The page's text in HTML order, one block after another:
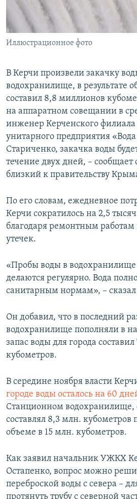
ПОБЕДИТЕЛЕЙ НЕ СУДЯТ?
КРЫМ.НЕПОКОРЕННЫЙ
ELIFBE
ПРИСОЕДИНЯЙТЕСЬ!
Все сайты RFE/RL
Иллюстрационное фото
В Керчи произвели закачку
водохранилище, в результате
составил 8,8 миллионов
на аппаратном совещании в
инженер Керченского филиала
унитарного предприятия
Стариченко, закачка воды
течение двух дней, – сообщает
близкий к правительству
По его словам, ежедневное
Керчи сократилось на 2,5
благодаря ремонтным
утечек.
«Пробы воды в водохранилище
делаются регулярно. Вода
санитарным нормам», –
Он добавил, что в последний
водохранилище пополняли в
запас воды для города
кубометров.
В середине ноября власти
городе воды осталось на 60
Станционном
составлял 8,3 млн. кубометров
объеме в 15 млн. кубометров.
Как заявил начальник УЖКХ
Остапенко, вопрос можно
переброской воды с севера –
протянуть трубу с северной